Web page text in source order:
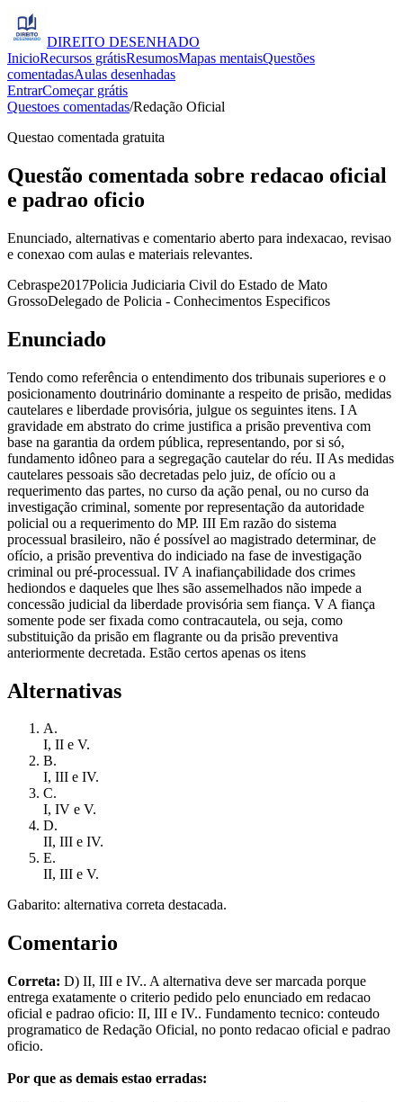
DIREITO DESENHADO
InicioRecursos grátisResumosMapas mentaisQuestões
comentadasAulas desenhadas
EntrarComeçar grátis
Questoes comentadas/Redação Oficial
Questao comentada gratuita
Questão comentada sobre redacao oficial
e padrao oficio
Enunciado, alternativas e comentario aberto para indexacao, revisao
e conexao com aulas e materiais relevantes.
Cebraspe2017Policia Judiciaria Civil do Estado de Mato
GrossoDelegado de Policia - Conhecimentos Especificos
Enunciado
Tendo como referência o entendimento dos tribunais superiores e o
posicionamento doutrinário dominante a respeito de prisão, medidas
cautelares e liberdade provisória, julgue os seguintes itens. I A
gravidade em abstrato do crime justifica a prisão preventiva com
base na garantia da ordem pública, representando, por si só,
fundamento idôneo para a segregação cautelar do réu. II As medidas
cautelares pessoais são decretadas pelo juiz, de ofício ou a
requerimento das partes, no curso da ação penal, ou no curso da
investigação criminal, somente por representação da autoridade
policial ou a requerimento do MP. III Em razão do sistema
processual brasileiro, não é possível ao magistrado determinar, de
ofício, a prisão preventiva do indiciado na fase de investigação
criminal ou pré-processual. IV A inafiançabilidade dos crimes
hediondos e daqueles que lhes são assemelhados não impede a
concessão judicial da liberdade provisória sem fiança. V A fiança
somente pode ser fixada como contracautela, ou seja, como
substituição da prisão em flagrante ou da prisão preventiva
anteriormente decretada. Estão certos apenas os itens
Alternativas
A.
I, II e V.
B.
I, III e IV.
C.
I, IV e V.
D.
II, III e IV.
E.
II, III e V.
Gabarito: alternativa correta destacada.
Comentario
Correta: D) II, III e IV.. A alternativa deve ser marcada porque
entrega exatamente o criterio pedido pelo enunciado em redacao
oficial e padrao oficio: II, III e IV.. Fundamento tecnico: conteudo
programatico de Redação Oficial, no ponto redacao oficial e padrao
oficio.
Por que as demais estao erradas: